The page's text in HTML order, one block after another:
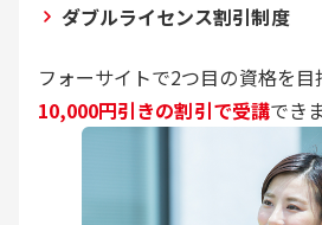
ダブルライセンス割引制度
フォーサイトで2つ目の資格を目
10,000円引きの割引で受講でき